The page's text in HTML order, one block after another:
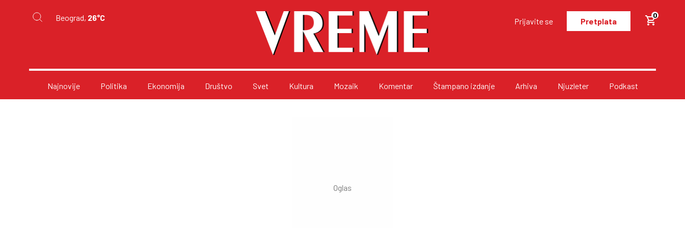
Beograd, 26°C Prijavite se Pretplata
0
Najnovije Politika Ekonomija Društvo Svet Kultura Mozaik Komentar Štampano izdanje Arhiva Njuzleter Podkast